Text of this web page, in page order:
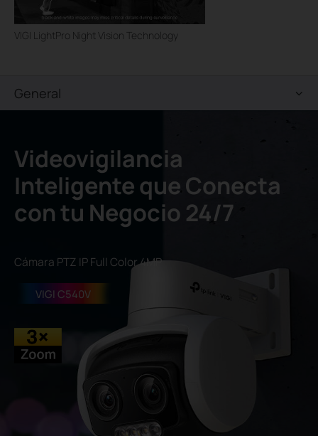
VIGI LightPro Night Vision Technology
General
Videovigilancia
Inteligente que Conecta
con tu Negocio 24/7
Cámara PTZ IP Full Color 4MP
VIGI C540V